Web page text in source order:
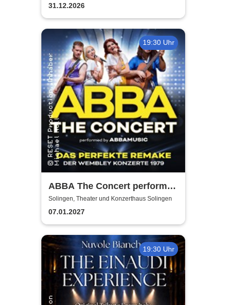
31.12.2026
19:30 Uhr
ABBA The Concert performed
by ABBAMUSIC
Solingen, Theater und Konzerthaus Solingen
07.01.2027
19:30 Uhr